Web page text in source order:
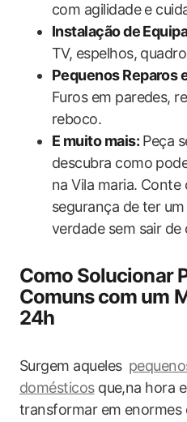
com agilidade e
Instalação de​
TV, espelhos,
Pequenos‌ Reparos
Furos em paredes,
reboco.
E muito mais:Peça
descubra como
na Vila​ maria.
segurança de‌ ter‍
verdade sem sair de
Como Solucionar
Comuns com um
24h
Surgem‍ aqueles ⁣
domésticosque,na hora
transformar em enormes‍